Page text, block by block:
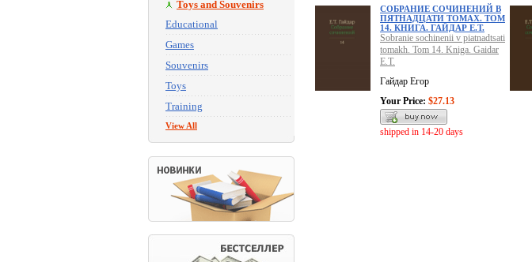
Toys and Souvenirs
Educational
Games
Souvenirs
Toys
Training
View All
СОБРАНИЕ СОЧИНЕНИЙ В
ПЯТНАДЦАТИ ТОМАХ. ТОМ
14. КНИГА. ГАЙДАР Е.Т.
Sobranie sochinenii v piatnadtsati
tomakh. Tom 14. Kniga. Gaidar
E.T.
Гайдар Егор
Your Price: $27.13
shipped in 14-20 days